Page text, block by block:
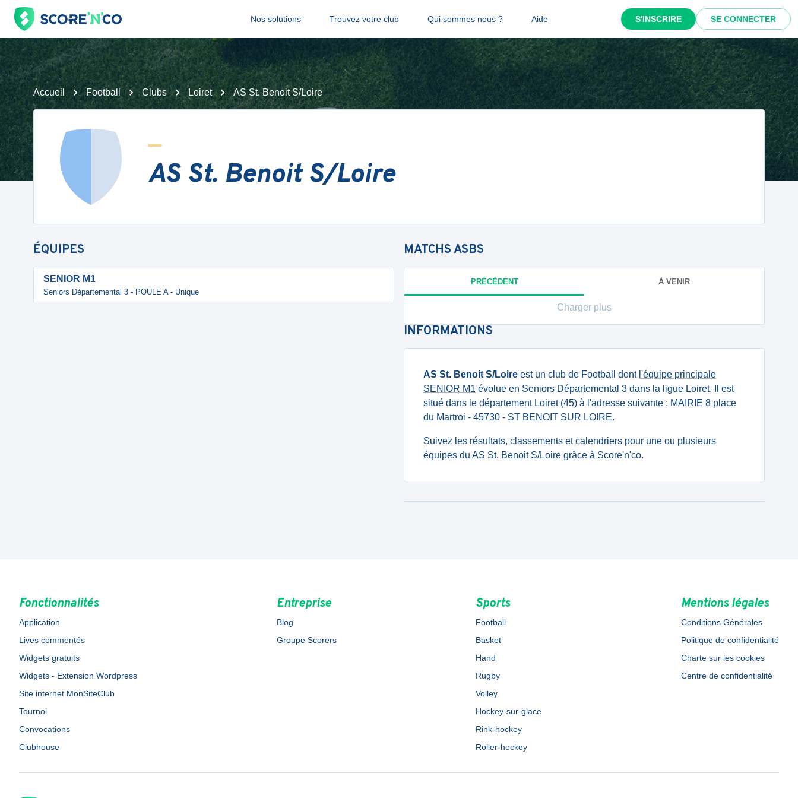
Nos solutions Trouvez votre club Qui sommes nous ? Aide S'INSCRIRE SE CONNECTER
Accueil Football Clubs Loiret AS St. Benoit S/Loire
AS St. Benoit S/Loire
ÉQUIPES
SENIOR M1
Seniors Départemental 3 - POULE A - Unique
MATCHSASBS
PRÉCÉDENT À VENIR
Charger plus
INFORMATIONS
AS St. Benoit S/Loire est un club de Football dont l'équipe principale
SENIOR M1 évolue en Seniors Départemental 3 dans la ligue Loiret. Il est
situé dans le département Loiret (45) à l'adresse suivante : MAIRIE 8 place
du Martroi - 45730 - ST BENOIT SUR LOIRE.
Suivez les résultats, classements et calendriers pour une ou plusieurs
équipes du AS St. Benoit S/Loire grâce à Score'n'co.
Fonctionnalités
Application
Lives commentés
Widgets gratuits
Widgets - Extension Wordpress
Site internet MonSiteClub
Tournoi
Convocations
Clubhouse
Entreprise
Blog
Groupe Scorers
Sports
Football
Basket
Hand
Rugby
Volley
Hockey-sur-glace
Rink-hockey
Roller-hockey
Mentions légales
Conditions Générales
Politique de confidentialité
Charte sur les cookies
Centre de confidentialité